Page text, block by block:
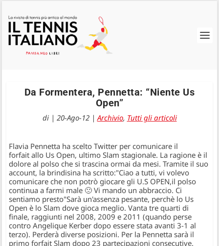
Da Formentera, Pennetta: “Niente Us
Open”
di | 20-Ago-12|Archivio, Tutti gli articoli
Flavia Pennetta ha scelto Twitter per comunicare il
forfait allo Us Open, ultimo Slam stagionale. La ragione è il
dolore al polso che si trascina ormai da mesi. Tramite il suo
account, la brindisina ha scritto:"Ciao a tutti, vi volevo
comunicare che non potrò giocare gli U.S OPEN,il polso
continua a farmi male 🙁 Vi mando un abbraccio. Ci
sentiamo presto"Sarà un'assenza pesante, perchè lo Us
Open è lo Slam dove gioca meglio. Vanta tre quarti di
finale, raggiunti nel 2008, 2009 e 2011 (quando perse
contro Angelique Kerber dopo essere stata avanti 3-1 al
terzo). Perderà diverse posizioni. Per la Pennetta sarà il
primo forfait Slam dopo 23 partecipazioni consecutive.